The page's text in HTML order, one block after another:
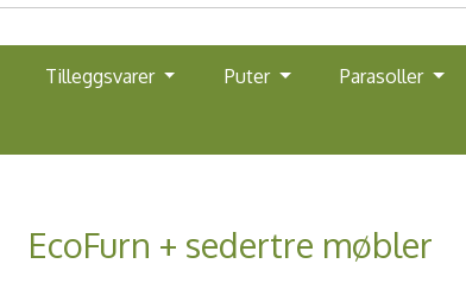
Tilleggsvarer Puter Parasoller
EcoFurn + sedertre møbler